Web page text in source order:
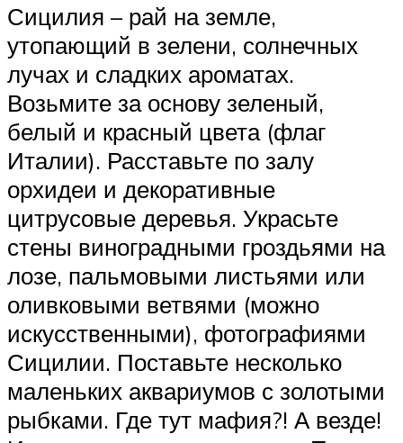
Сицилия – рай на земле,
утопающий в зелени, солнечных
лучах и сладких ароматах.
Возьмите за основу зеленый,
белый и красный цвета (флаг
Италии). Расставьте по залу
орхидеи и декоративные
цитрусовые деревья. Украсьте
стены виноградными гроздьями на
лозе, пальмовыми листьями или
оливковыми ветвями (можно
искусственными), фотографиями
Сицилии. Поставьте несколько
маленьких аквариумов с золотыми
рыбками. Где тут мафия?! А везде!